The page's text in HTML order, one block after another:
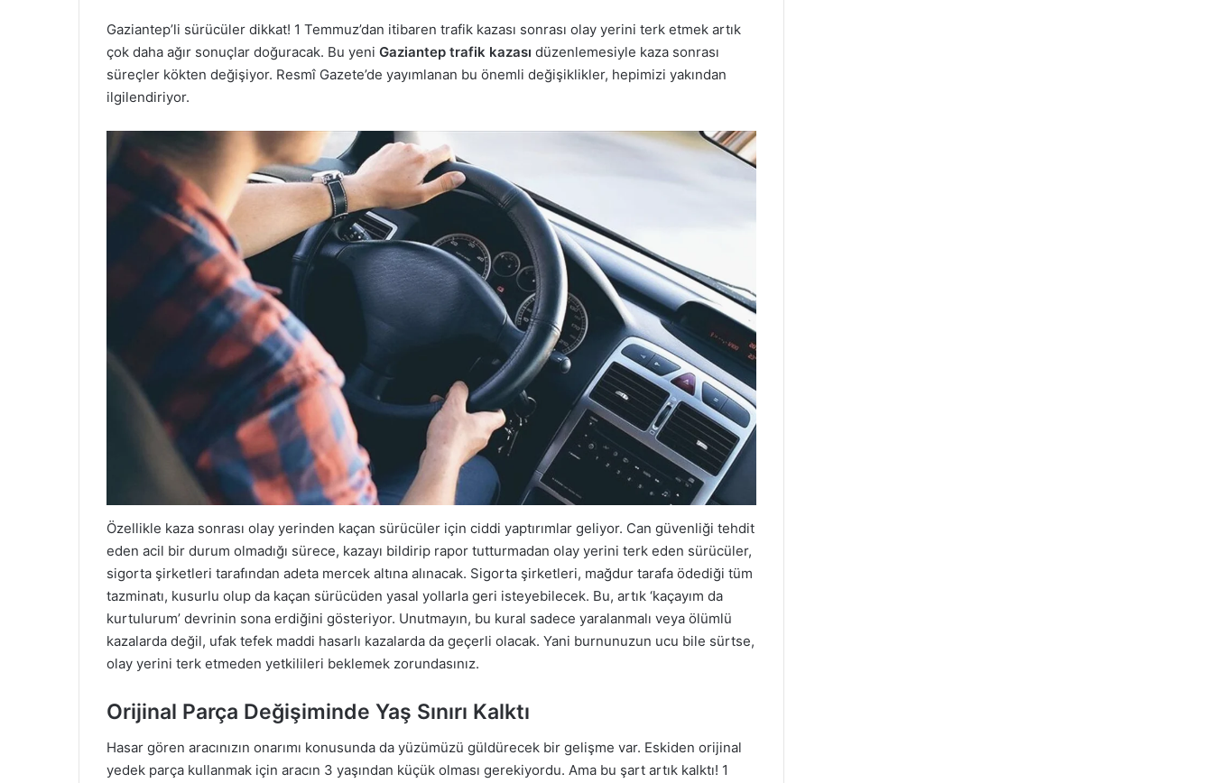
Gaziantep’li sürücüler dikkat! 1 Temmuz’dan itibaren trafik kazası sonrası olay yerini terk etmek artık
çok daha ağır sonuçlar doğuracak. Bu yeni Gaziantep trafik kazası düzenlemesiyle kaza sonrası
süreçler kökten değişiyor. Resmî Gazete’de yayımlanan bu önemli değişiklikler, hepimizi yakından
ilgilendiriyor.
Özellikle kaza sonrası olay yerinden kaçan sürücüler için ciddi yaptırımlar geliyor. Can güvenliği tehdit
eden acil bir durum olmadığı sürece, kazayı bildirip rapor tutturmadan olay yerini terk eden sürücüler,
sigorta şirketleri tarafından adeta mercek altına alınacak. Sigorta şirketleri, mağdur tarafa ödediği tüm
tazminatı, kusurlu olup da kaçan sürücüden yasal yollarla geri isteyebilecek. Bu, artık ‘kaçayım da
kurtulurum’ devrinin sona erdiğini gösteriyor. Unutmayın, bu kural sadece yaralanmalı veya ölümlü
kazalarda değil, ufak tefek maddi hasarlı kazalarda da geçerli olacak. Yani burnunuzun ucu bile sürtse,
olay yerini terk etmeden yetkilileri beklemek zorundasınız.
Orijinal Parça Değişiminde Yaş Sınırı Kalktı
Hasar gören aracınızın onarımı konusunda da yüzümüzü güldürecek bir gelişme var. Eskiden orijinal
yedek parça kullanmak için aracın 3 yaşından küçük olması gerekiyordu. Ama bu şart artık kalktı! 1